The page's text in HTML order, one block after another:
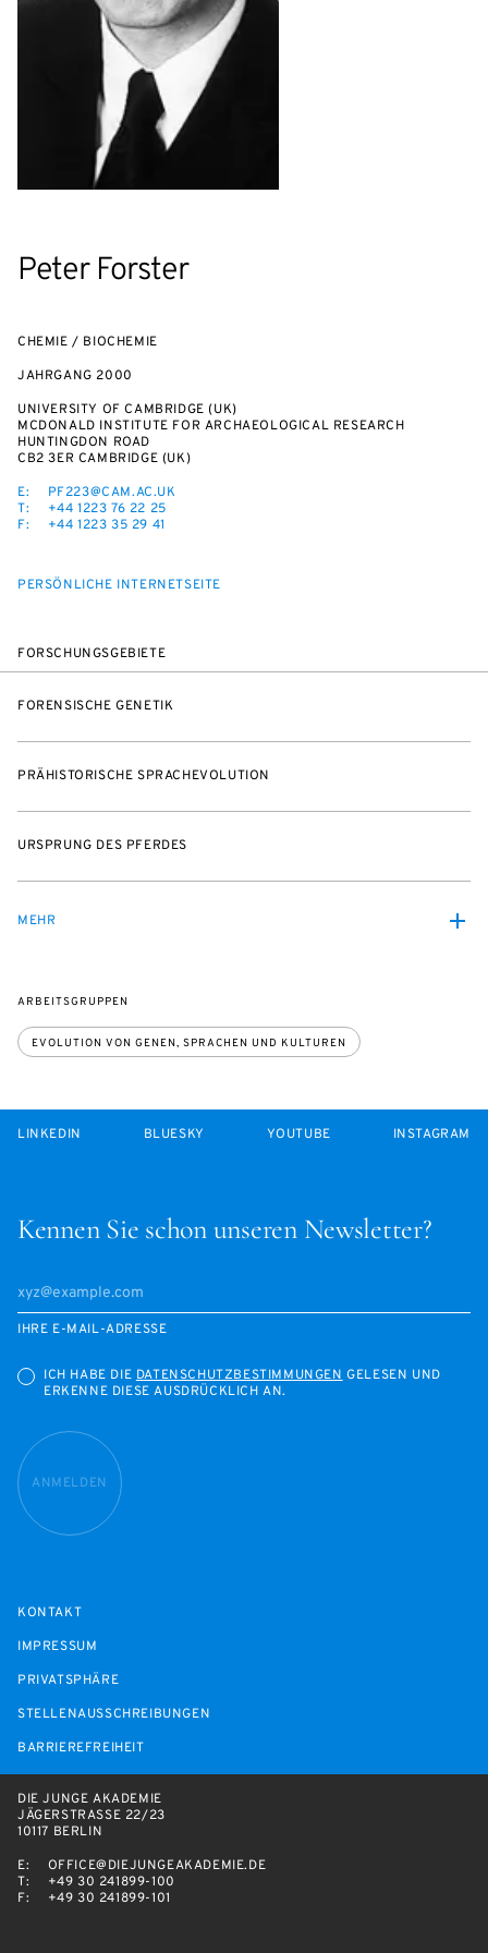
Peter Forster
CHEMIE / BIOCHEMIE
JAHRGANG 2000
UNIVERSITY OF CAMBRIDGE (UK)
MCDONALD INSTITUTE FOR ARCHAEOLOGICAL RESEARCH
HUNTINGDON ROAD
CB2 3ER CAMBRIDGE (UK)
E:
PF223@CAM.AC.UK
T:
+44 1223 76 22 25
F:
+44 1223 35 29 41
PERSÖNLICHE INTERNETSEITE
FORSCHUNGSGEBIETE
FORENSISCHE GENETIK
PRÄHISTORISCHE SPRACHEVOLUTION
URSPRUNG DES PFERDES
MEHR
ARBEITSGRUPPEN
EVOLUTION VON GENEN, SPRACHEN UND KULTUREN
Kennen Sie schon unseren Newsletter?
IHRE E-MAIL-ADRESSE
ICH HABE DIEDATENSCHUTZBESTIMMUNGENGELESEN UND
ERKENNE DIESE AUSDRÜCKLICH AN.
ANMELDEN
LINKEDIN BLUESKY YOUTUBE INSTAGRAM
KONTAKT
IMPRESSUM
PRIVATSPHÄRE
STELLENAUSSCHREIBUNGEN
BARRIEREFREIHEIT
DIE JUNGE AKADEMIE
JÄGERSTRASSE 22/23
10117 BERLIN
E:
OFFICE@DIEJUNGEAKADEMIE.DE
T:
+49 30 241899-100
F:
+49 30 241899-101